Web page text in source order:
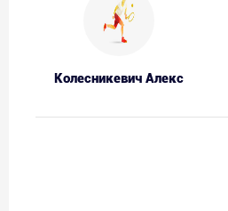
Колесникевич Алекс